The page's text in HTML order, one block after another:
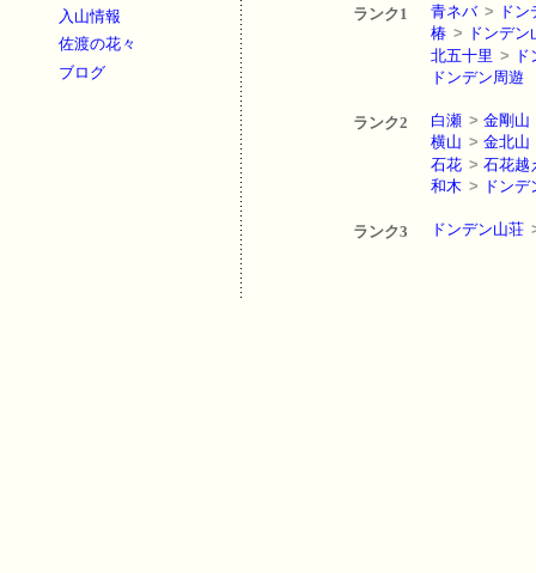
入山情報
佐渡の花々
ブログ
ランク1 青ネバ > ド
椿 > ドンデン
北五十里 >
ドンデン周遊
ランク2 白瀬 > 金剛山
横山 > 金北山
石花 > 石花越
和木 > ドンデ
ランク3 ドンデン山荘